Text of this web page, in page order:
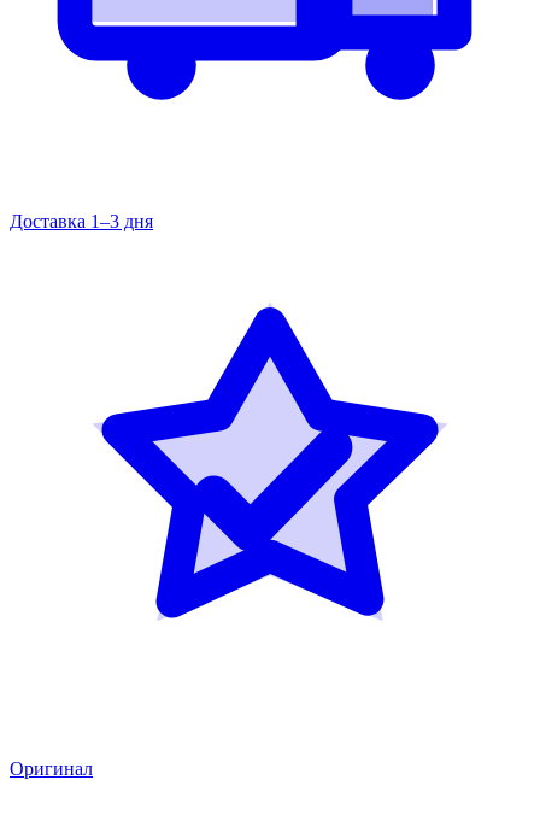
Доставка 1–3 дня
Оригинал